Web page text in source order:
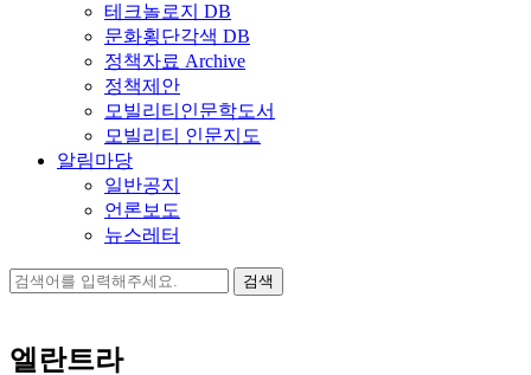
테크놀로지 DB
문화횡단각색 DB
정책자료 Archive
정책제안
모빌리티인문학도서
모빌리티 인문지도
알림마당
일반공지
언론보도
뉴스레터
검
엘란트라